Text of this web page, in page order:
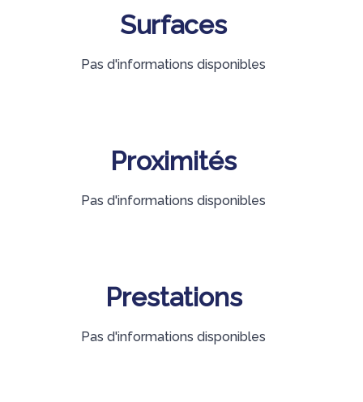
Surfaces
Pas d'informations disponibles
Proximités
Pas d'informations disponibles
Prestations
Pas d'informations disponibles